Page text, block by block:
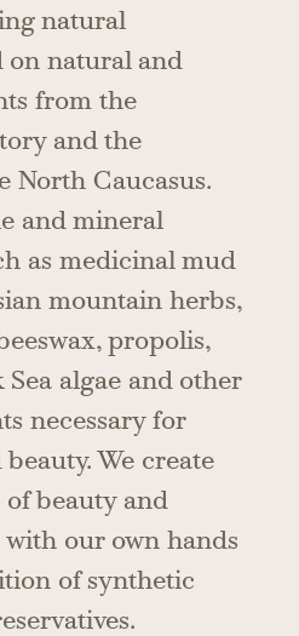
natural
on natural and
from the
and the
North Caucasus.
and mineral
as medicinal mud
mountain herbs,
propolis,
algae and other
necessary for
We create
beauty and
our own hands
of synthetic